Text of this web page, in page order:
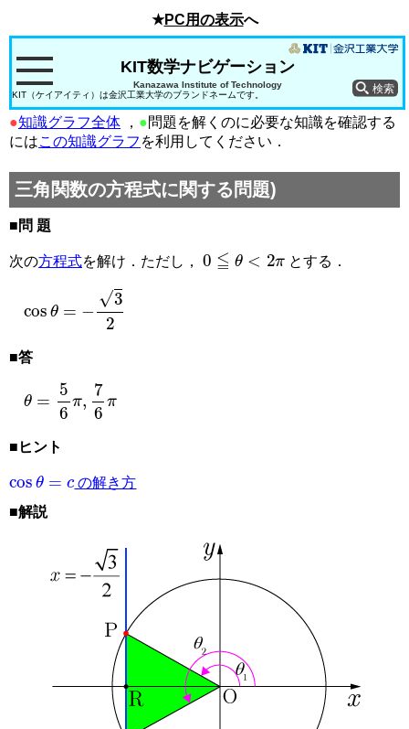
★PC用の表示へ
Kanazawa Institute of Technology
KIT数学ナビゲーション
KIT（ケイアイティ）は金沢工業大学のブランドネームです。
●知識グラフ全体 ， ●問題を解くのに必要な知識を確認する
にはこの知識グラフ を利用してください．
三角関数の方程式に関する問題)
■問 題
次の方程式を解け．ただし，
0 ≦θ < π
とする．
θ 2
■答
θ 6π 6π
■ヒント
θ
の解き方
■解説